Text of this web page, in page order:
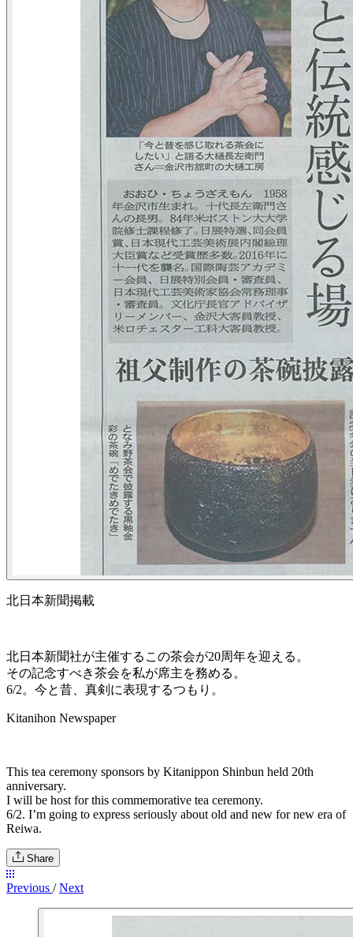
北日本新聞掲載
北日本新聞社が主催するこの茶会が20周年を迎える。
その記念すべき茶会を私が席主を務める。
6/2。今と昔、真剣に表現するつもり。
Kitanihon Newspaper
This tea ceremony sponsors by Kitanippon Shinbun held 20th
anniversary.
I will be host for this commemorative tea ceremony.
6/2. I’m going to express seriously about old and new for new era of
Reiwa.
Share
Previous / Next